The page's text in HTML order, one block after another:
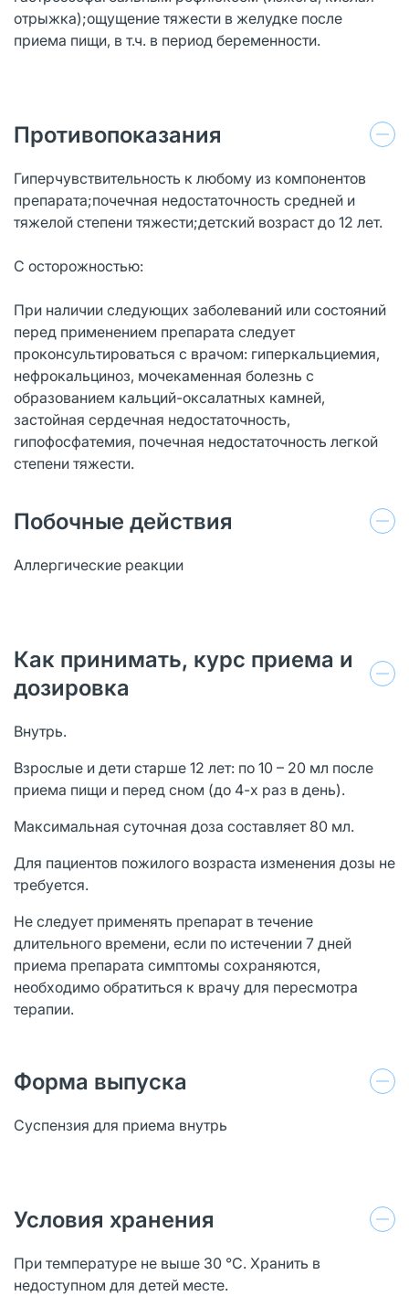
отрыжка);ощущение тяжести в желудке после
приема пищи, в т.ч. в период беременности.
Противопоказания
Гиперчувствительность к любому из компонентов
препарата;почечная недостаточность средней и
тяжелой степени тяжести;детский возраст до 12 лет.
С осторожностью:
При наличии следующих заболеваний или состояний
перед применением препарата следует
проконсультироваться с врачом: гиперкальциемия,
нефрокальциноз, мочекаменная болезнь с
образованием кальций-оксалатных камней,
застойная сердечная недостаточность,
гипофосфатемия, почечная недостаточность легкой
степени тяжести.
Побочные действия
Аллергические реакции
Как принимать, курс приема и
дозировка
Внутрь.
Взрослые и дети старше 12 лет: по 10 – 20 мл после
приема пищи и перед сном (до 4-х раз в день).
Максимальная суточная доза составляет 80 мл.
Для пациентов пожилого возраста изменения дозы не
требуется.
Не следует применять препарат в течение
длительного времени, если по истечении 7 дней
приема препарата симптомы сохраняются,
необходимо обратиться к врачу для пересмотра
терапии.
Форма выпуска
Суспензия для приема внутрь
Условия хранения
При температуре не выше 30 °С. Хранить в
недоступном для детей месте.